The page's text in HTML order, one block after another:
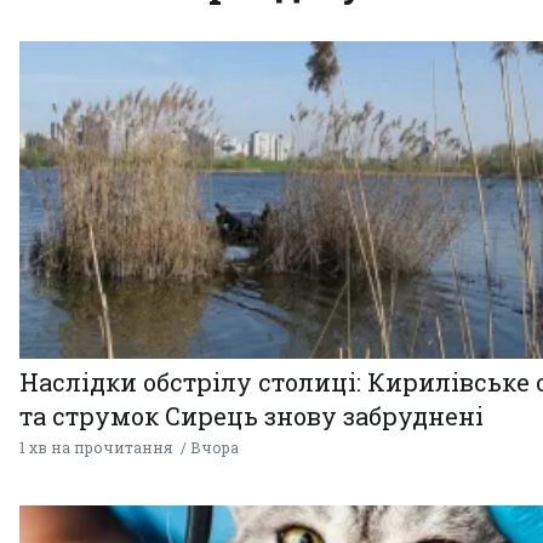
Наслідки обстрілу столиці: Кирилівське
та струмок Сирець знову забруднені
1 хв на прочитання Вчора